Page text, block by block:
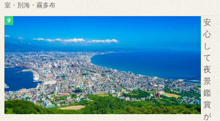
室・別海・霧多布
安
心
し
て
夜
景
鑑
賞
が